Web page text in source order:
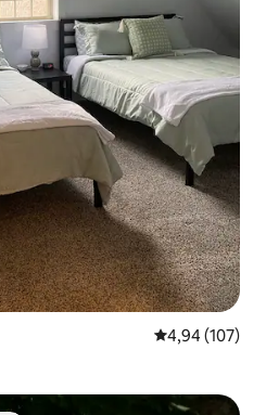
Évaluation
4,94 (107)